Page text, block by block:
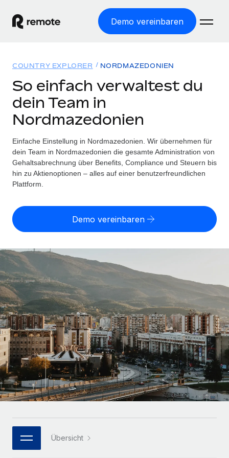
Demo vereinbaren
WELTWEITE BESCHÄFTIGUNG
Globale Payroll
Employer of Record
Weltweites Wachstum ohne Kosten für Niederlassungen
Contractor of Record
Contractor Management
Globales Onboarding und Verwalten von
Auslagern von komplexen HR-Aufgaben
INFRASTRUKTUR
Remote Embedded
Nahtlose Integration der HR in bestehende Abläufe
Plattform
Integrierte HR-Kernfunktionen für dein Team
Verknüpfen Neu
MCP
Integrationen
Lösungen
Country Explorer
Länderspezifische Unterstützung bei der Einstellung
Explorer für US-Bundesstaaten
Vergleiche mit unseren Mitbewerbern
WACHSTUMSPHASE
Agile HR- und Payroll-Lösungen für wachsende
Unternehmen
Mittelstand
Maßgeschneiderte HR-Lösungen, um Teams zu
vergrößern
Enterprise
Globale HR für Konzerne und Großunternehmen
Strategische Technologiepartner
Flexible Einbettung von Global-HR-Funktionen in deine
Plattform
Ressourcen
TOOLS UND RECHNER
Scheinselbstständigkeitsrisiko berechnen
Länderspezifische Einschätzung des
Personalkostenrechner
Honorarzahlungen berechnen
Informationen zu möglichen Währungen und
Abwicklungsfristen für globale Freelancer:innen
LERNEN MIT REMOTE
Forschung und Leitfäden
Fallstudien
HR-Glossar
Checklisten und Vorlagen
Bibliothek für Stellenbeschreibungen
Webinare
Preise
English
Nederlands
Français
Deutsch
Español
Italiano
Português (Portugal)
日本語
한국어
COUNTRY EXPLORER NORDMAZEDONIEN
So einfach verwaltest du
dein Team in
Nordmazedonien
Einfache Einstellung in Nordmazedonien. Wir übernehmen für
dein Team in Nordmazedonien die gesamte Administration von
Gehaltsabrechnung über Benefits, Compliance und Steuern bis
hin zu Aktienoptionen – alles auf einer benutzerfreundlichen
Plattform.
Demo vereinbaren
Übersicht